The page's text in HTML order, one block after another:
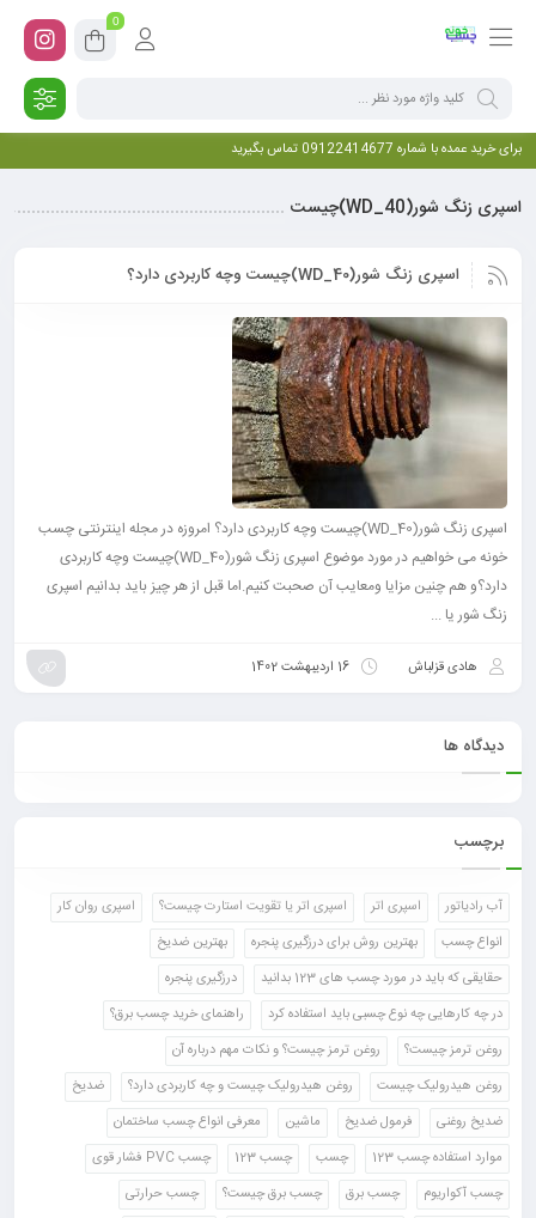
0
برای خرید عمده با شماره 09122414677 تماس بگیرید
اسپری زنگ شور(WD_40)چیست
اسپری زنگ شور(WD_40)چیست وچه کاربردی دارد؟
اسپری زنگ شور(WD_40)چیست وچه کاربردی دارد؟ امروزه در مجله اینترنتی چسب
خونه می خواهیم در مورد موضوع اسپری زنگ شور(WD_40)چیست وچه کاربردی
دارد؟و هم چنین مزایا ومعایب آن صحبت کنیم.اما قبل از هر چیز باید بدانیم اسپری
زنگ شور یا ...
هادی قزلباش 16 اردیبهشت 1402
دیدگاه ها
برچسب
آب رادیاتور اسپری اتر اسپری اتر یا تقویت استارت چیست؟
اسپری روان کار
انواع چسب
بهترین روش برای درزگیری پنجره
بهترین ضدیخ
حقایقی که باید در مورد چسب های 123 بدانید
درزگیری پنجره
در چه کارهایی چه نوع چسبی باید استفاده کرد
راهنمای خرید چسب برق؟
روغن ترمز چیست؟
روغن ترمز چیست؟ و نکات مهم درباره آن
روغن هیدرولیک چیست
روغن هیدرولیک چیست و چه کاربردی دارد؟
ضدیخ
ضدیخ روغنی
فرمول ضدیخ ماشین
معرفی انواع چسب ساختمان
موارد استفاده چسب 123
چسب چسب 123
چسب PVC فشار قوی
چسب آکواریوم
چسب برق چسب برق چیست؟
چسب حرارتی